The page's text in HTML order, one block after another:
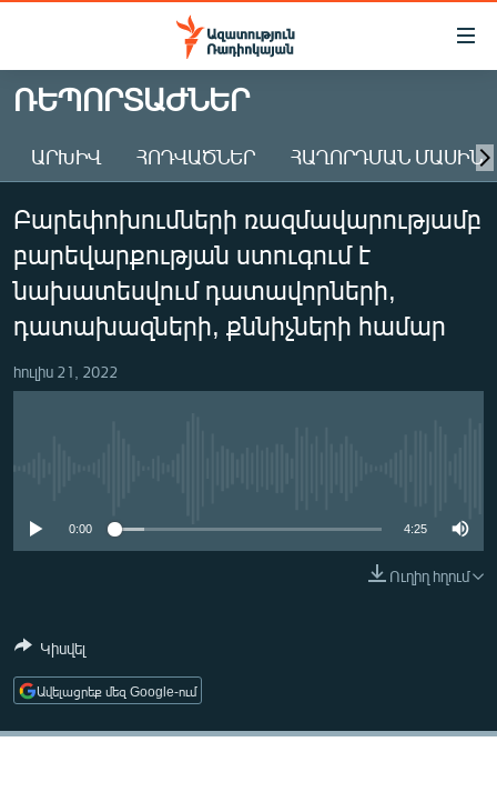
Մատչելիության
Անցնել
հիմնական
Անցնել
հիմնական
մենյուին
Որոնում
ԱԶԱՏՈՒԹՅՈՒՆ TV
ՀԱՅԱՍՏԱՆ
ԸՆՏՐՈՒԹՅՈՒՆՆԵՐ 2026
ԻՐԱՎՈՒՆՔ
ՀԱՍԱՐԱԿՈՒԹՅՈՒՆ
ՂԱՐԱԲԱՂ
ՄԻՋԱԶԳԱՅԻՆ
ՄՇԱԿՈՒՅԹ
ՄԵԿՆԱԲԱՆՈՒԹՅՈՒՆ
ՏՏ ԵՒ ԻՆՏԵՐՆԵՏ
ՌԵՊՈՐՏԱԺՆԵՐ
ԱՐԽԻՎ ՀՈԴՎԱԾՆԵՐ ՀԱՂՈՐԴՄԱՆ ՄԱՍԻՆ
Բարեփոխումների ռազմավարությամբ
բարեվարքության ստուգում է
նախատեսվում դատավորների,
դատախազների, քննիչների համար
հուլիս 21, 2022
0:00 4:25
Ուղիղ հղում
Կիսվել
Ավելացրեք մեզ Google-ում